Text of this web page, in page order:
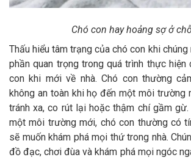
Chó con hay hoảng sợ ở
Thấu hiểu tâm trạng của chó con khi
phần quan trọng trong quá trình thực hiện
con khi mới về nhà. Chó con thường
không an toàn khi họ đến một môi trường
tránh xa, co rút lại hoặc thậm chí gầm
một môi trường mới, chó con thường có
sẽ muốn khám phá mọi thứ trong nhà.
đồ đạc, chơi đùa và khám phá mọi ngóc